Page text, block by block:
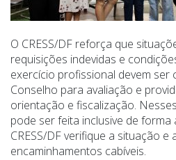
O CRESS/DF reforça que
requisições indevidas e
exercício profissional devem ser
Conselho para avaliação e
orientação e fiscalização.
pode ser feita inclusive de forma
CRESS/DF verifique a situação e
encaminhamentos cabíveis.